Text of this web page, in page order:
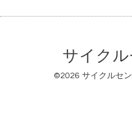
サイク
©2026 サイクルセ